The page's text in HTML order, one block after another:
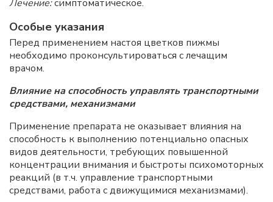
Лечение:симптоматическое.
Особые указания
Перед применением настоя цветков пижмы
необходимо проконсультироваться с лечащим
врачом.
Влияние на способность управлять транспортными
средствами, механизмами
Применение препарата не оказывает влияния на
способность к выполнению потенциально опасных
видов деятельности, требующих повышенной
концентрации внимания и быстроты психомоторных
реакций (в т.ч. управление транспортными
средствами, работа с движущимися механизмами).